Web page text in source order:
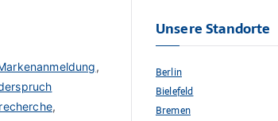
,
,
Unsere Standorte
Berlin
Bielefeld
Bremen